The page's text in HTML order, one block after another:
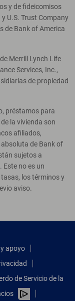
y de fideicomisos
U.S. Trust Company
de Bank of America
Merrill Lynch Life
Services, Inc.,
de propiedad
préstamos para
la vivienda son
afiliados,
de Bank of
sujetos a
Este no es un
los términos y
aviso.
apoyo
de Servicio de la